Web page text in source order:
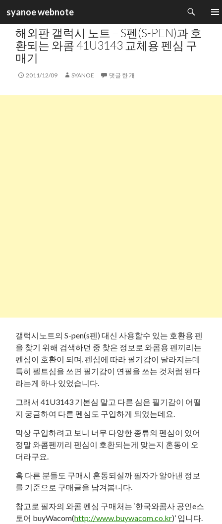
syanoe webnote
색 카테고리 :
해외판 갤럭시 노트 – S펜(S-PEN)과 호
환되는 와콤 41U3143 교체용 펜심 구
매기
2011/12/09 SYANOE 댓글 한 개
갤럭시노트의 S-pen(s펜) 대신 사용할수 있는 호환용 펜
을 찾기 위해 검색하던 중 찾은 정보로 와콤용 펜끼리는
펜심이 호환이 되며, 펜심에 따라 필기감이 달라지는데
특히 펠트심을 쓰면 필기감이 연필을 쓰는 것처럼 된다
라는게 하나 있었습니다.
그래서 41U3143 기본심 말고 다른 심은 필기감이 어떨
지 궁금하여 다른 펜심도 구입하게 되었는데요.
막상 구입하려고 보니 너무 다양한 종류의 펜심이 있어
정말 와콤펜끼리 펜심이 호환되는게 맞는지 혼동이 오
더라구요.
혹 다른 분들도 구매시 혼동되실까 필자가 알아낸 정보
를 기준으로 구매글을 남겨봅니다.
참고로 필자의 와콤 펜심 구매처는 ‘한국와콤사 공인e스
토어 buyWacom(http://www.buywacom.co.kr)’ 입니다.